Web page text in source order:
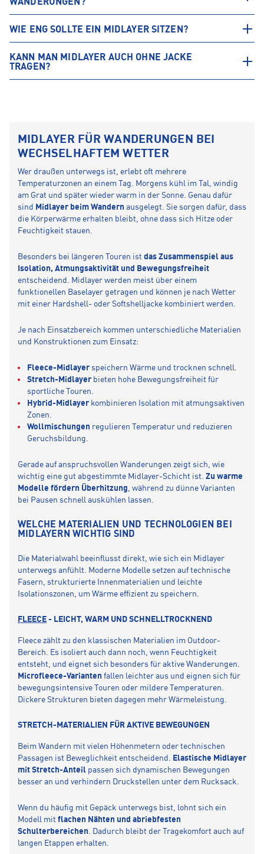
WANDERUNGEN?
WIE ENG SOLLTE EIN MIDLAYER SITZEN?
KANN MAN MIDLAYER AUCH OHNE JACKE
TRAGEN?
MIDLAYER FÜR WANDERUNGEN BEI
WECHSELHAFTEM WETTER
Wer draußen unterwegs ist, erlebt oft mehrere
Temperaturzonen an einem Tag. Morgens kühl im Tal, windig
am Grat und später wieder warm in der Sonne. Genau dafür
sind Midlayer beim Wandern ausgelegt. Sie sorgen dafür, dass
die Körperwärme erhalten bleibt, ohne dass sich Hitze oder
Feuchtigkeit stauen.
Besonders bei längeren Touren ist das Zusammenspiel aus
Isolation, Atmungsaktivität und Bewegungsfreiheit
entscheidend. Midlayer werden meist über einem
funktionellen Baselayer getragen und können je nach Wetter
mit einer Hardshell- oder Softshelljacke kombiniert werden.
Je nach Einsatzbereich kommen unterschiedliche Materialien
und Konstruktionen zum Einsatz:
Fleece-Midlayerspeichern Wärme und trocknen schnell.
Stretch-Midlayerbieten hohe Bewegungsfreiheit für
sportliche Touren.
Hybrid-Midlayerkombinieren Isolation mit atmungsaktiven
Zonen.
Wollmischungen regulieren Temperatur und reduzieren
Geruchsbildung.
Gerade auf anspruchsvollen Wanderungen zeigt sich, wie
wichtig eine gut abgestimmte Midlayer-Schicht ist. Zu warme
Modelle fördern Überhitzung, während zu dünne Varianten
bei Pausen schnell auskühlen lassen.
WELCHE MATERIALIEN UND TECHNOLOGIEN BEI
MIDLAYERN WICHTIG SIND
Die Materialwahl beeinflusst direkt, wie sich ein Midlayer
unterwegs anfühlt. Moderne Modelle setzen auf technische
Fasern, strukturierte Innenmaterialien und leichte
Isolationszonen, um Wärme effizient zu speichern.
FLEECE - LEICHT, WARM UND SCHNELLTROCKNEND
Fleece zählt zu den klassischen Materialien im Outdoor-
Bereich. Es isoliert auch dann noch, wenn Feuchtigkeit
entsteht, und eignet sich besonders für aktive Wanderungen.
Microfleece-Varianten fallen leichter aus und eignen sich für
bewegungsintensive Touren oder mildere Temperaturen.
Dickere Strukturen bieten dagegen mehr Wärmeleistung.
STRETCH-MATERIALIEN FÜR AKTIVE BEWEGUNGEN
Beim Wandern mit vielen Höhenmetern oder technischen
Passagen ist Beweglichkeit entscheidend. Elastische Midlayer
mit Stretch-Anteil passen sich dynamischen Bewegungen
besser an und verhindern Druckstellen unter dem Rucksack.
Wenn du häufig mit Gepäck unterwegs bist, lohnt sich ein
Modell mit flachen Nähten und abriebfesten
Schulterbereichen. Dadurch bleibt der Tragekomfort auch auf
langen Etappen erhalten.